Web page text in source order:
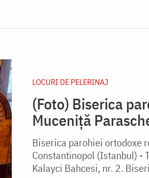
LOCURI DE PELERINAJ
(Foto) Biserica
Muceniță
Biserica parohiei ortodoxe
Constantinopol (Istanbul) -
Kalayci Bahcesi, nr. 2.